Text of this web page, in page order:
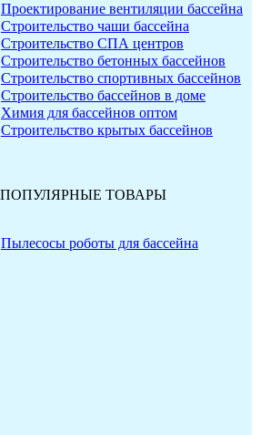
Проектирование вентиляции бассейна
Строительство чаши бассейна
Строительство СПА центров
Cтроительство бетонных бассейнов
Cтроительство спортивных бассейнов
Строительство бассейнов в доме
Химия для бассейнов оптом
Строительство крытых бассейнов
ПОПУЛЯРНЫЕ ТОВАРЫ
Пылесосы роботы для бассейна